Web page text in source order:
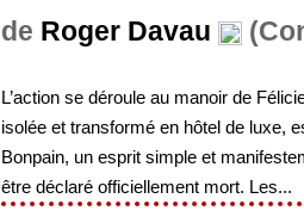
de Roger Davau
L’action se déroule au manoir de
isolée et transformé en hôtel de luxe,
Bonpain, un esprit simple et
être déclaré officiellement mort. Les...